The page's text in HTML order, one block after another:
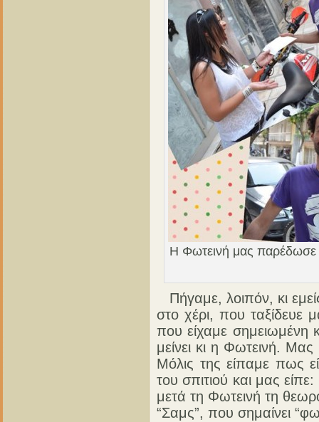
Η Φωτεινή μας παρέδωσε
Πήγαμε, λοιπόν, κι
στο χέρι, που ταξίδευε
που είχαμε σημειωμένη
μείνει κι η Φωτεινή.
Μόλις της είπαμε πως
του σπιτιού και μας
μετά τη Φωτεινή τη
“Σαμς”, που σημαίνει